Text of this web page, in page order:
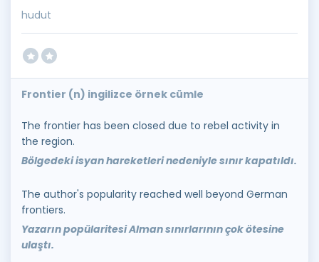
hudut
Frontier (n) ingilizce örnek cümle
The frontier has been closed due to rebel activity in
the region.
Bölgedeki isyan hareketleri nedeniyle sınır kapatıldı.
The author's popularity reached well beyond German
frontiers.
Yazarın popülaritesi Alman sınırlarının çok ötesine
ulaştı.